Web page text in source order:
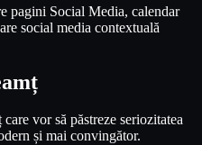
pagini Social Media, calendar
social media contextuală
vor să păstreze seriozitatea
și mai convingător.